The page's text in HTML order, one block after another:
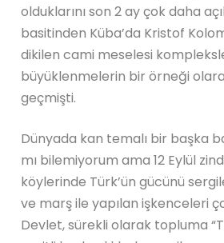
olduklarını son 2 ay çok daha
basitinden Küba’da Kristof
dikilen cami meselesi
büyüklenmelerin bir örneği
geçmişti.
Dünyada kan temalı bir başka
mı bilemiyorum ama 12 Eylül
köylerinde Türk’ün gücünü
ve marş ile yapılan işkenceleri
Devlet, sürekli olarak topluma